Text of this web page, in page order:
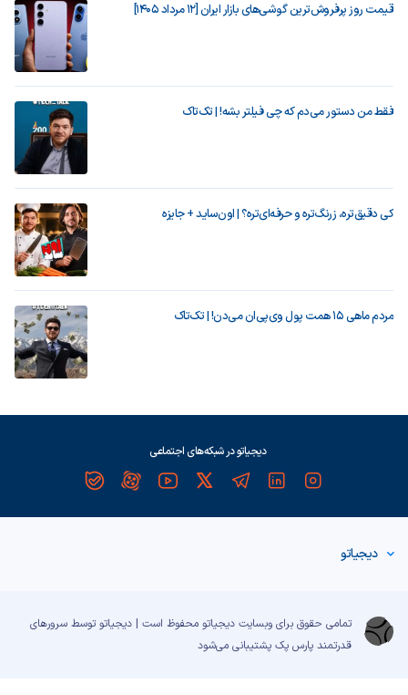
قیمت روز پرفروش‌ترین گوشی‌های بازار ایران [12 مرداد 1405]
فقط من دستور می‌دم که چی فیلتر بشه! | تک‌تاک
کی دقیق‌تره، زرنگ‌تره و حرفه‌ای‌تره؟ | اون‌ساید + جایزه
مردم ماهی ۱۵ همت پول وی‌پی‌ان می‌دن! | تک‌تاک
دیجیاتو در شبکه‌های اجتماعی
دیجیاتو
تمامی حقوق برای وبسایت دیجیاتو محفوظ است | دیجیاتو توسط سرورهای
قدرتمند پارس پک پشتیبانی می‌شود